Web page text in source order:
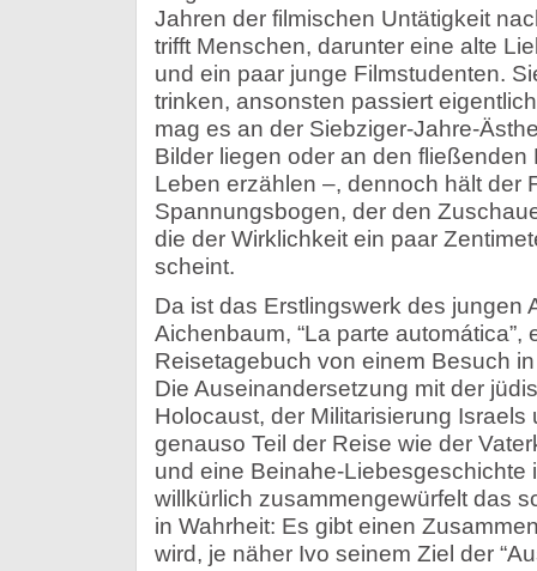
Jahren der filmischen Untätigkeit
trifft Menschen, darunter eine alte
und ein paar junge Filmstudenten.
trinken, ansonsten passiert
mag es an der Siebziger-Jahre-
Bilder liegen oder an den
Leben erzählen –, dennoch hält der
Spannungsbogen, der den
die der Wirklichkeit ein paar
scheint.
Da ist das Erstlingswerk des jungen
Aichenbaum, “La parte automática”,
Reisetagebuch von einem Besuch
Die Auseinandersetzung mit der
Holocaust, der Militarisierung Israels
genauso Teil der Reise wie der
und eine Beinahe-Liebesgeschichte
willkürlich zusammengewürfelt das
in Wahrheit: Es gibt einen
wird, je näher Ivo seinem Ziel der